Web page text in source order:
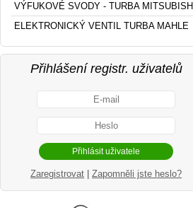
VÝFUKOVÉ SVODY - TURBA MITSUBISHI
ELEKTRONICKÝ VENTIL TURBA MAHLE
Přihlášení registr. uživatelů
Zaregistrovat Zapomněli jste heslo?